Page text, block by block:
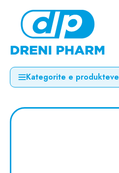
Kategorite e produkteve